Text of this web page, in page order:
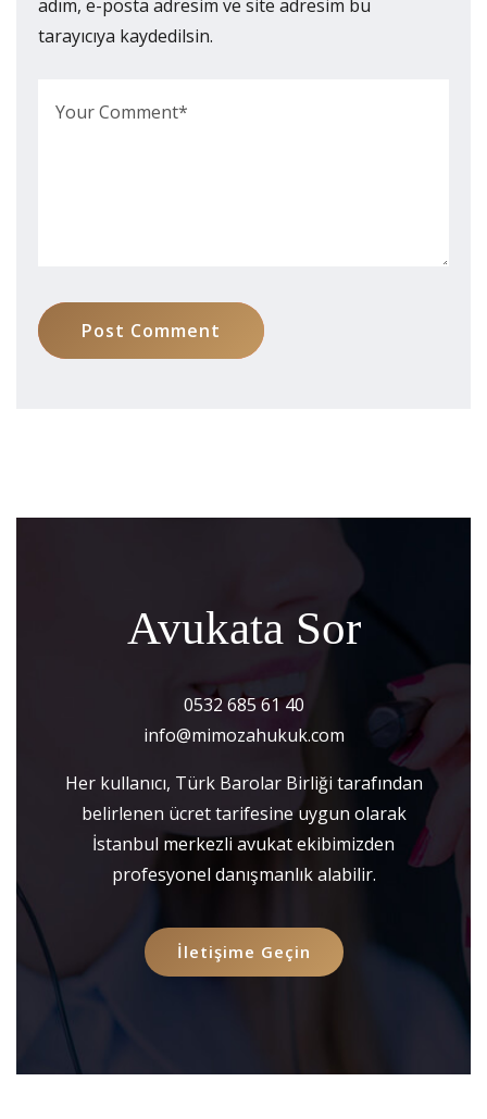
adım, e-posta adresim ve site adresim bu
tarayıcıya kaydedilsin.
Post Comment
Avukata Sor
0532 685 61 40
info@mimozahukuk.com
Her kullanıcı, Türk Barolar Birliği tarafından
belirlenen ücret tarifesine uygun olarak
İstanbul merkezli avukat ekibimizden
profesyonel danışmanlık alabilir.
İletişime Geçin